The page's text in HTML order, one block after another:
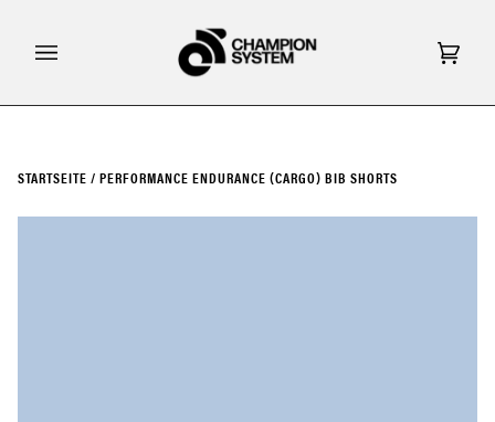
Inhalt
STARTSEITE / PERFORMANCE ENDURANCE (CARGO) BIB SHORTS